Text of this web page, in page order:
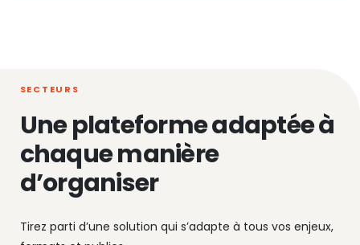
SECTEURS
Une plateforme adaptée à
chaque manière
d’organiser
Tirez parti d’une solution qui s’adapte à tous vos enjeux,